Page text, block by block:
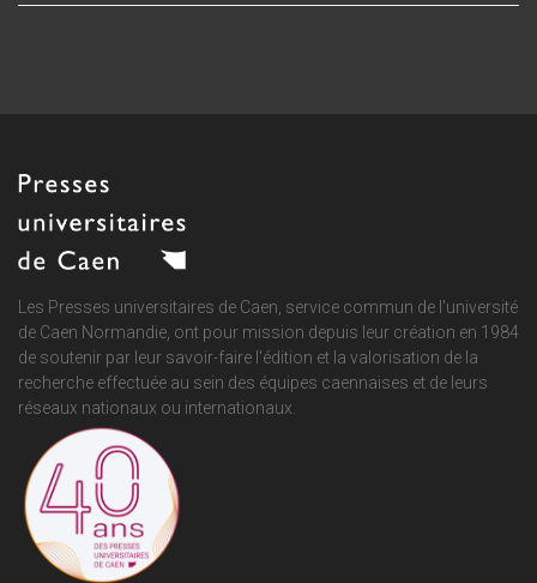
Les Presses universitaires de Caen, service commun de l'université
de Caen Normandie , ont pour mission depuis leur création en 1984
de soutenir par leur savoir-faire l'édition et la valorisation de la
recherche effectuée au sein des équipes caennaises et de leurs
réseaux nationaux ou internationaux.